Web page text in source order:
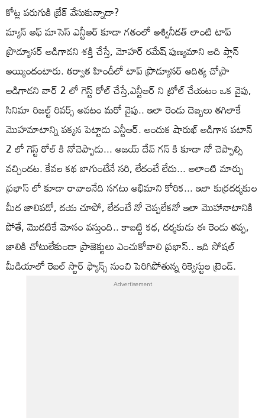
కోట్ల పరుగుకి బ్రేక్ వేసుకున్నాడా?
మ్యాన్ ఆఫ్ మాసెస్ ఎన్టీఆర్ కూడా గతంలో అశ్వినీదత్ లాంటి టాప్
ప్రొడ్యూసర్ అడిగాడని శక్తి చేస్తే, మోహర్ రమేష్ పుణ్యమాని అది ప్లాన్
అయ్యిందంటారు. తర్వాత హిందీలో టాప్ ప్రొడ్యూసర్ అదిత్య చోప్రా
అడిగాడని వార్ 2 లో గెస్ట్ రోల్ చేస్తే,ఎన్టీఆర్ ని ట్రోల్ చేయటం ఒక వైపు,
సినిమా రిజల్ట్ రివర్స్ అవటం మరో వైపు.. ఇలా రెండు దెబ్బలు తగిలాకే
మొహమాటాన్ని పక్కన పెట్టాడు ఎన్టీఆర్. అందుక షారుఖ్ అడిగాన పటాన్
2 లో గెస్ట్ రోల్ కి నోచెప్పాడు... అజయ్ దేవ్ గన్ కి కూడా నో చెప్పాల్సి
వచ్చిందట. కేవల కథ బాగుంటేనే సరి, లేదంటే లేదు... అలాంటి మార్పు
ప్రభాస్ లో కూడా రావాలనేది సగటు అభిమాని కోరిక... ఇలా కుర్రదర్శకుల
మీద జాలిపడో, దయ చూపో, లేదంటే నో చెప్పలేకనో ఇలా మొహానాటానికి
పోతే, మొదటికే మోసం వస్తుంది.. కాబట్టి కథ, దర్శకుడు ఈ రెండు తప్ప,
జాలికి చోటులేకుండా ప్రాజెక్టులు ఎంచుకోవాలి ప్రభాస్.. ఇది సోషల్
మీడియాలో రెబల్ స్టార్ ఫ్యాన్స్ నుంచి పెరిగిపోతున్న రిక్వెస్టుల ట్రెండ్.